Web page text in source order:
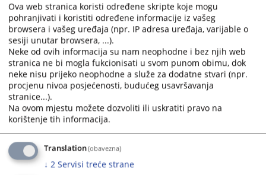
Trenutno nema vijesti
Ova web stranica koristi određene skripte koje mogu
pohranjivati i koristiti određene informacije iz vašeg
browsera i vašeg uređaja (npr. IP adresa uređaja, varijable o
sesiji unutar browsera, ...).
Neke od ovih informacija su nam neophodne i bez njih web
stranica ne bi mogla fukcionisati u svom punom obimu, dok
neke nisu prijeko neophodne a služe za dodatne stvari (npr.
procjenu nivoa posjećenosti, budućeg usavršavanja
stranice...).
Na ovom mjestu možete dozvoliti ili uskratiti pravo na
korištenje tih informacija.
Translation(obavezna)
↓ 2 Servisi treće strane